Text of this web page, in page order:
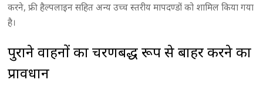
करने, फ्री हैल्पलाइन सहित अन्य उच्च स्तरीय मापदण्डों को शामिल किया गया
है।
पुराने वाहनों का चरणबद्ध रूप से बाहर करने का
प्रावधान